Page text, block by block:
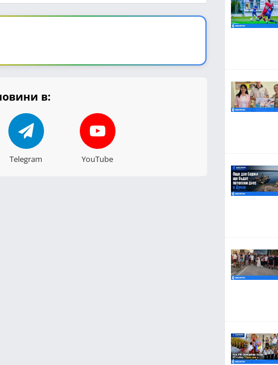
в:
Telegram YouTube